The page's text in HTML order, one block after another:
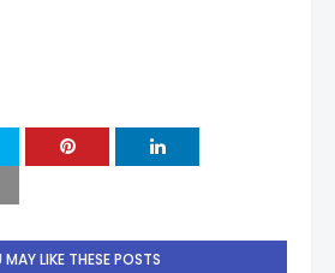
MAY LIKE THESE POSTS